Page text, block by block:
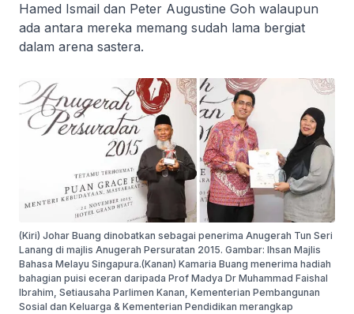
Hamed Ismail dan Peter Augustine Goh walaupun
ada antara mereka memang sudah lama bergiat
dalam arena sastera.
(Kiri) Johar Buang dinobatkan sebagai penerima Anugerah Tun Seri
Lanang di majlis Anugerah Persuratan 2015. Gambar: Ihsan Majlis
Bahasa Melayu Singapura.(Kanan) Kamaria Buang menerima hadiah
bahagian puisi eceran daripada Prof Madya Dr Muhammad Faishal
Ibrahim, Setiausaha Parlimen Kanan, Kementerian Pembangunan
Sosial dan Keluarga & Kementerian Pendidikan merangkap